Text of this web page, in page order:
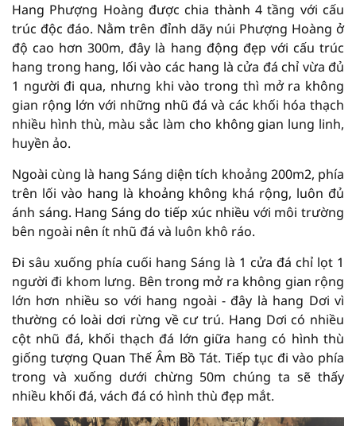
Hang Phượng Hoàng được chia thành 4 tầng với cấu
trúc độc đáo. Nằm trên đỉnh dãy núi Phượng Hoàng ở
độ cao hơn 300m, đây là hang động đẹp với cấu trúc
hang trong hang, lối vào các hang là cửa đá chỉ vừa đủ
1 người đi qua, nhưng khi vào trong thì mở ra không
gian rộng lớn với những nhũ đá và các khối hóa thạch
nhiều hình thù, màu sắc làm cho không gian lung linh,
huyền ảo.
Ngoài cùng là hang Sáng diện tích khoảng 200m2, phía
trên lối vào hang là khoảng không khá rộng, luôn đủ
ánh sáng. Hang Sáng do tiếp xúc nhiều với môi trường
bên ngoài nên ít nhũ đá và luôn khô ráo.
Đi sâu xuống phía cuối hang Sáng là 1 cửa đá chỉ lọt 1
người đi khom lưng. Bên trong mở ra không gian rộng
lớn hơn nhiều so với hang ngoài - đây là hang Dơi vì
thường có loài dơi rừng về cư trú. Hang Dơi có nhiều
cột nhũ đá, khối thạch đá lớn giữa hang có hình thù
giống tượng Quan Thế Âm Bồ Tát. Tiếp tục đi vào phía
trong và xuống dưới chừng 50m chúng ta sẽ thấy
nhiều khối đá, vách đá có hình thù đẹp mắt.